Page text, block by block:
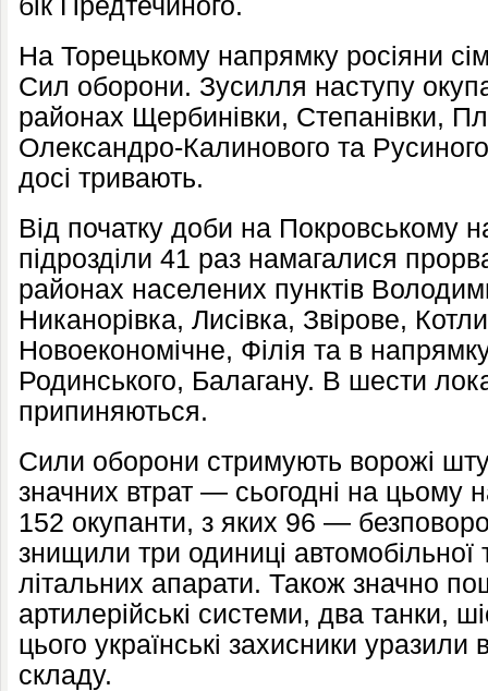
бік Предтечиного.
На Торецькому напрямку росіяни сім
Сил оборони. Зусилля наступу
районах Щербинівки, Степанівки,
Олександро-Калинового та
досі тривають.
Від початку доби на Покровському
підрозділи 41 раз намагалися
районах населених пунктів
Никанорівка, Лисівка, Звірове,
Новоекономічне, Філія та в
Родинського, Балагану. В шести
припиняються.
Сили оборони стримують ворожі
значних втрат — сьогодні на цьому
152 окупанти, з яких 96 —
знищили три одиниці автомобільної
літальних апарати. Також значно
артилерійські системи, два танки,
цього українські захисники уразили
складу.